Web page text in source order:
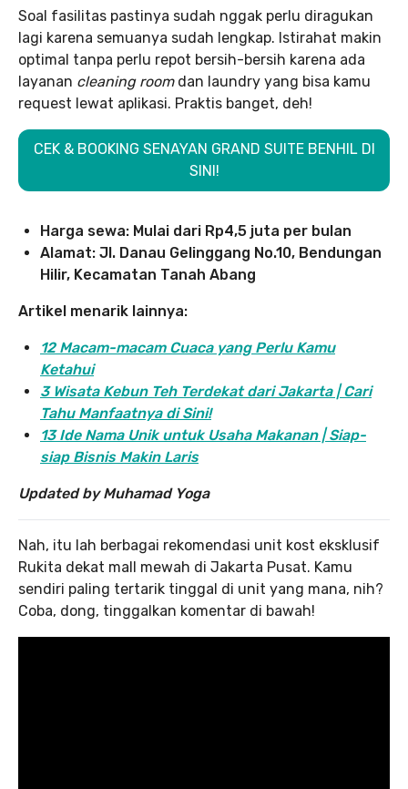
Soal fasilitas pastinya sudah nggak perlu diragukan
lagi karena semuanya sudah lengkap. Istirahat makin
optimal tanpa perlu repot bersih-bersih karena ada
layanan cleaning room dan laundry yang bisa kamu
request lewat aplikasi. Praktis banget, deh!
CEK & BOOKING SENAYAN GRAND SUITE BENHIL DI
SINI!
Harga sewa: Mulai dari Rp4,5 juta per bulan
Alamat: Jl. Danau Gelinggang No.10, Bendungan
Hilir, Kecamatan Tanah Abang
Artikel menarik lainnya:
12 Macam-macam Cuaca yang Perlu Kamu
Ketahui
3 Wisata Kebun Teh Terdekat dari Jakarta | Cari
Tahu Manfaatnya di Sini!
13 Ide Nama Unik untuk Usaha Makanan | Siap-
siap Bisnis Makin Laris
Updated by Muhamad Yoga
Nah, itu lah berbagai rekomendasi unit kost eksklusif
Rukita dekat mall mewah di Jakarta Pusat. Kamu
sendiri paling tertarik tinggal di unit yang mana, nih?
Coba, dong, tinggalkan komentar di bawah!